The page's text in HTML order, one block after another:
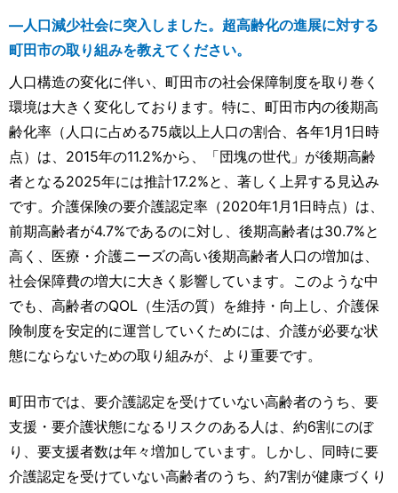
―人口減少社会に突入しました。超高齢化の進展に対する
町田市の取り組みを教えてください。
人口構造の変化に伴い、町田市の社会保障制度を取り巻く
環境は大きく変化しております。特に、町田市内の後期高
齢化率（人口に占める75歳以上人口の割合、各年1月1日時
点）は、2015年の11.2%から、「団塊の世代」が後期高齢
者となる2025年には推計17.2%と、著しく上昇する見込み
です。介護保険の要介護認定率（2020年1月1日時点）は、
前期高齢者が4.7%であるのに対し、後期高齢者は30.7%と
高く、医療・介護ニーズの高い後期高齢者人口の増加は、
社会保障費の増大に大きく影響しています。このような中
でも、高齢者のQOL（生活の質）を維持・向上し、介護保
険制度を安定的に運営していくためには、介護が必要な状
態にならないための取り組みが、より重要です。
町田市では、要介護認定を受けていない高齢者のうち、要
支援・要介護状態になるリスクのある人は、約6割にのぼ
り、要支援者数は年々増加しています。しかし、同時に要
介護認定を受けていない高齢者のうち、約7割が健康づくり